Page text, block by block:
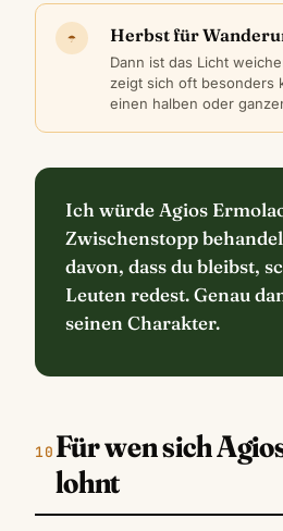
☂ Herbst für
Dann ist das Licht
zeigt sich oft besonders
einen halben oder
Ich würde Agios
Zwischenstopp
davon, dass du bleibst,
Leuten redest. Genau
seinen Charakter.
Für wen sich
lohnt